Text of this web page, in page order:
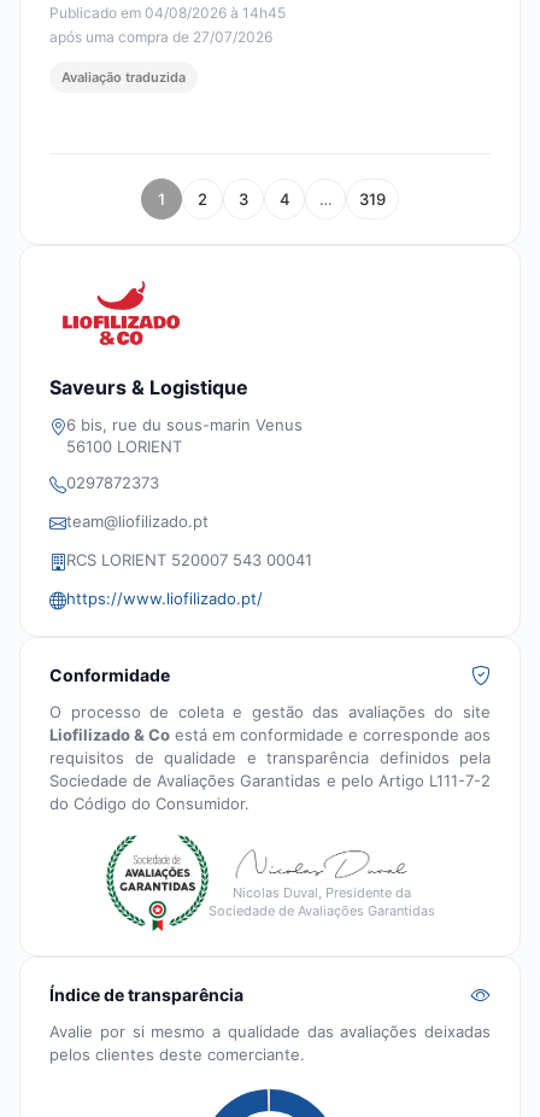
Publicado em 04/08/2026 à 14h45
após uma compra de 27/07/2026
Avaliação traduzida
1 2 3 4 … 319
Saveurs & Logistique
6 bis, rue du sous-marin Venus
56100 LORIENT
0297872373
team@liofilizado.pt
RCS LORIENT 520007 543 00041
https://www.liofilizado.pt/
Conformidade
O processo de coleta e gestão das avaliações do site
Liofilizado & Co está em conformidade e corresponde aos
requisitos de qualidade e transparência definidos pela
Sociedade de Avaliações Garantidas e pelo Artigo L111-7-2
do Código do Consumidor.
Nicolas Duval, Presidente da
Sociedade de Avaliações Garantidas
Índice de transparência
Avalie por si mesmo a qualidade das avaliações deixadas
pelos clientes deste comerciante.